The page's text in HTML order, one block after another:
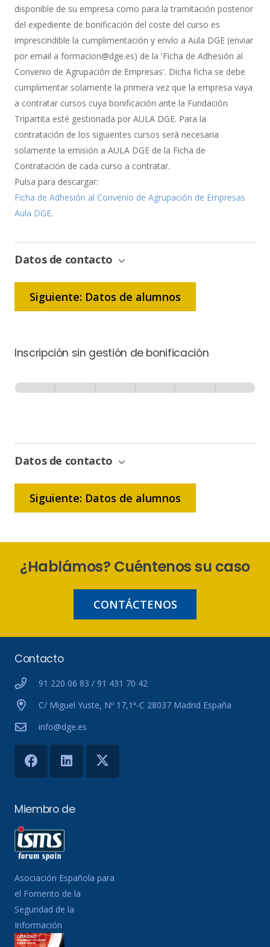
Bonificación
disponible de su empresa como para la tramitación posterior
del expediente de bonificación del coste del curso es
imprescindible la cumplimentación y envío a Aula DGE (enviar
por email a formacion@dge.es) de la 'Ficha de Adhesión al
Convenio de Agrupación de Empresas'. Dicha ficha se debe
cumplimentar solamente la primera vez que la empresa vaya
a contratar cursos cuya bonificación ante la Fundación
Tripartita esté gestionada por AULA DGE. Para la
contratación de los siguientes cursos será necesaria
solamente la emisión a AULA DGE de la Ficha de
Contratación de cada curso a contratar.
Pulsa para descargar:
Ficha de Adhesión al Convenio de Agrupación de Empresas
Aula DGE.
Datos de contacto
Siguiente: Datos de alumnos
Inscripción sin gestión de bonificación
-
Bonificación
Datos de contacto
Siguiente: Datos de alumnos
¿Hablámos? Cuéntenos su caso
CONTÁCTENOS
Contacto
91 220 06 83 / 91 431 70 42
C/ Miguel Yuste, Nº 17,1ª-C 28037 Madrid España
info@dge.es
Miembro de
Asociación Española para
el Fomento de la
Seguridad de la
Información